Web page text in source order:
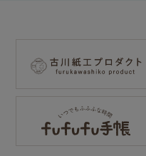
キャラクター別
サンリオキャラクタ
ーズ
コラボ別